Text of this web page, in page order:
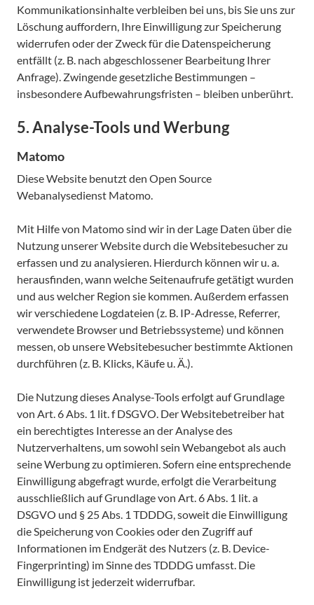
Kommunikationsinhalte verbleiben bei uns, bis Sie uns zur
Löschung auffordern, Ihre Einwilligung zur Speicherung
widerrufen oder der Zweck für die Datenspeicherung
entfällt (z. B. nach abgeschlossener Bearbeitung Ihrer
Anfrage). Zwingende gesetzliche Bestimmungen –
insbesondere Aufbewahrungsfristen – bleiben unberührt.
5. Analyse-Tools und Werbung
Matomo
Diese Website benutzt den Open Source
Webanalysedienst Matomo.
Mit Hilfe von Matomo sind wir in der Lage Daten über die
Nutzung unserer Website durch die Websitebesucher zu
erfassen und zu analysieren. Hierdurch können wir u. a.
herausfinden, wann welche Seitenaufrufe getätigt wurden
und aus welcher Region sie kommen. Außerdem erfassen
wir verschiedene Logdateien (z. B. IP-Adresse, Referrer,
verwendete Browser und Betriebssysteme) und können
messen, ob unsere Websitebesucher bestimmte Aktionen
durchführen (z. B. Klicks, Käufe u. Ä.).
Die Nutzung dieses Analyse-Tools erfolgt auf Grundlage
von Art. 6 Abs. 1 lit. f DSGVO. Der Websitebetreiber hat
ein berechtigtes Interesse an der Analyse des
Nutzerverhaltens, um sowohl sein Webangebot als auch
seine Werbung zu optimieren. Sofern eine entsprechende
Einwilligung abgefragt wurde, erfolgt die Verarbeitung
ausschließlich auf Grundlage von Art. 6 Abs. 1 lit. a
DSGVO und § 25 Abs. 1 TDDDG, soweit die Einwilligung
die Speicherung von Cookies oder den Zugriff auf
Informationen im Endgerät des Nutzers (z. B. Device-
Fingerprinting) im Sinne des TDDDG umfasst. Die
Einwilligung ist jederzeit widerrufbar.